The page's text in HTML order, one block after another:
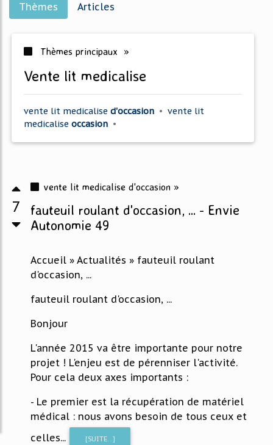
Thèmes Articles
Thèmes principaux »
vente lit medicalise
vente lit medicalise d'occasion • vente lit
medicalise occasion •
7
vente lit medicalise d'occasion »
fauteuil roulant d'occasion, ... - Envie
Autonomie 49
Accueil » Actualités » fauteuil roulant
d'occasion, ...
fauteuil roulant d'occasion, ...
Bonjour
L'année 2015 va être importante pour notre
projet ! L'enjeu est de pérenniser l'activité.
Pour cela deux axes importants :
- Le premier est la récupération de matériel
médical : nous avons besoin de tous ceux et
celles...
[SUITE...]